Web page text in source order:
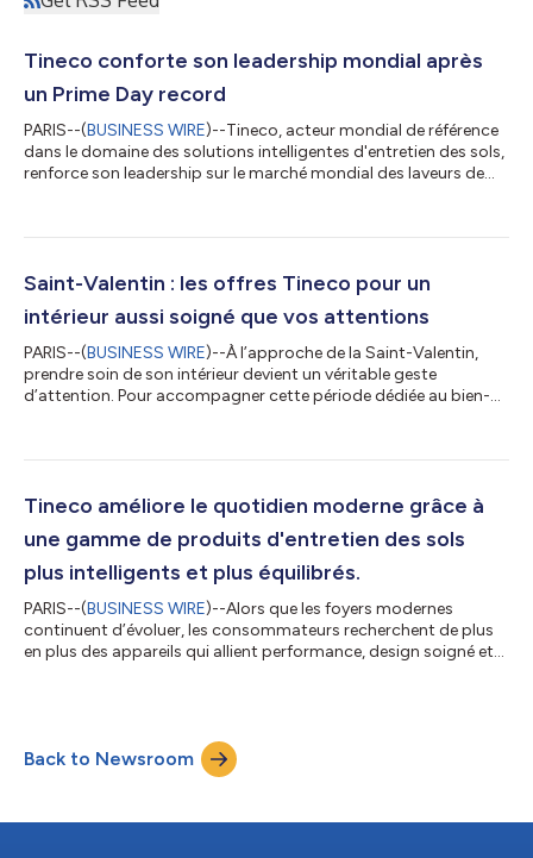
Tineco conforte son leadership mondial après
un Prime Day record
PARIS--(BUSINESS WIRE)--Tineco, acteur mondial de référence
dans le domaine des solutions intelligentes d'entretien des sols,
renforce son leadership sur le marché mondial des laveurs de
Tineco s'est hissée à la première place de sa catégorie sur
Canada.* Ce succès illustre la demande croissante des
Saint-Valentin : les offres Tineco pour un
intérieur aussi soigné que vos attentions
PARIS--(BUSINESS WIRE)--À l’approche de la Saint-Valentin,
prendre soin de son intérieur devient un véritable geste
d’attention. Pour accompagner cette période dédiée au bien-
Saint-Valentin. Une sélection de solutions innovantes alliant
simplifier le quotidien et sublimer les intérieurs. FLOOR ONE S9
Tineco améliore le quotidien moderne grâce à
une gamme de produits d'entretien des sols
plus intelligents et plus équilibrés.
PARIS--(BUSINESS WIRE)--Alors que les foyers modernes
continuent d’évoluer, les consommateurs recherchent de plus
en plus des appareils qui allient performance, design soigné et
accompagner la vie moderne avec des expériences de
nettoyage plus intelligentes et équilibrées. Alliant technologies
avancées et design centré sur...
Back to Newsroom